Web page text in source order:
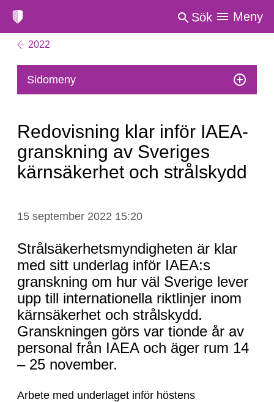
Sök Meny
2022
Sidomeny
Redovisning klar inför IAEA-
granskning av Sveriges
kärnsäkerhet och strålskydd
Redovisning
klar
inför
IAEA-
granskning
av
Sveriges
kärnsäkerhet
och
strålskydd
15 september 2022 15:20
Strålsäkerhetsmyndigheten är klar
med sitt underlag inför IAEA:s
granskning om hur väl Sverige lever
upp till internationella riktlinjer inom
kärnsäkerhet och strålskydd.
Granskningen görs var tionde år av
personal från IAEA och äger rum 14
– 25 november.
Arbete med underlaget inför höstens